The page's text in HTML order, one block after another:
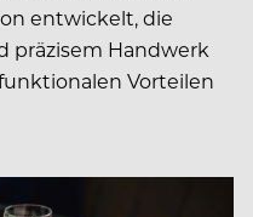
entwickelt, die
präzisem Handwerk
Vorteilen